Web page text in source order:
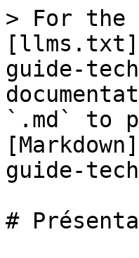
> For the
guide-
`.md` to
guide-
#